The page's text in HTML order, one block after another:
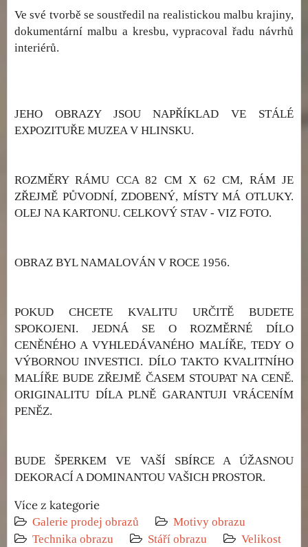
Ve své tvorbě se soustředil na realistickou malbu krajiny,
dokumentární malbu a kresbu, vypracoval řadu návrhů
interiérů.
JEHO OBRAZY JSOU NAPŘÍKLAD VE STÁLÉ
EXPOZITUŘE MUZEA V HLINSKU.
ROZMĚRY RÁMU CCA 82 CM X 62 CM, RÁM JE
ZŘEJMĚ PŮVODNÍ, ZDOBENÝ, MÍSTY MÁ OTLUKY.
OLEJ NA KARTONU. CELKOVÝ STAV - VIZ FOTO.
OBRAZ BYL NAMALOVÁN V ROCE 1956.
POKUD CHCETE KVALITU URČITĚ BUDETE
SPOKOJENI. JEDNÁ SE O ROZMĚRNÉ DÍLO
CENĚNÉHO A VYHLEDÁVANÉHO MALÍŘE, TEDY O
VÝBORNOU INVESTICI. DÍLO TAKTO KVALITNÍHO
MALÍŘE BUDE ZŘEJMĚ ČASEM STOUPAT NA CENĚ.
ORIGINALITU DÍLA PLNĚ GARANTUJI VRÁCENÍM
PENĚZ.
BUDE ŠPERKEM VE VAŠÍ SBÍRCE A ÚŽASNOU
DEKORACÍ A DOMINANTOU VAŠICH PROSTOR.
Více z kategorie
Galerie prodej obrazů
Motivy obrazu
Technika obrazu
Stáří obrazu
Velikost